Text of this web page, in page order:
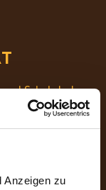
Anzeigen zu
Schokoladen-
Ganache aus
Naschkatze.
verstehen